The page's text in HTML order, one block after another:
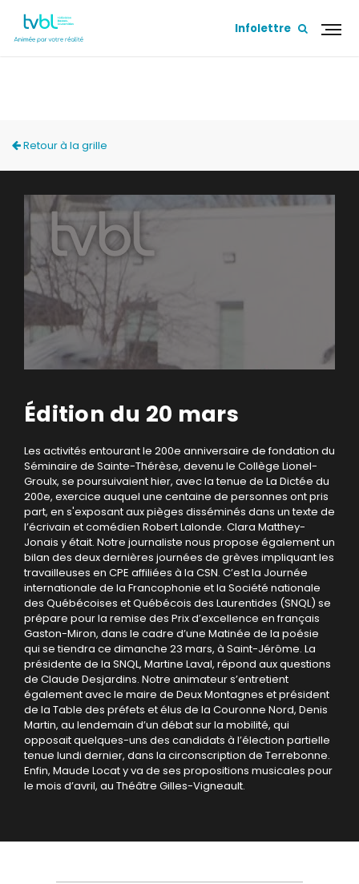
Infolettre
Retour à la grille
Édition du 20 mars
Les activités entourant le 200e anniversaire de fondation du
Séminaire de Sainte-Thérèse, devenu le Collège Lionel-
Groulx, se poursuivaient hier, avec la tenue de La Dictée du
200e, exercice auquel une centaine de personnes ont pris
part, en s'exposant aux pièges disséminés dans un texte de
l’écrivain et comédien Robert Lalonde. Clara Matthey-
Jonais y était. Notre journaliste nous propose également un
bilan des deux dernières journées de grèves impliquant les
travailleuses en CPE affiliées à la CSN. C’est la Journée
internationale de la Francophonie et la Société nationale
des Québécoises et Québécois des Laurentides (SNQL) se
prépare pour la remise des Prix d’excellence en français
Gaston-Miron, dans le cadre d’une Matinée de la poésie
qui se tiendra ce dimanche 23 mars, à Saint-Jérôme. La
présidente de la SNQL, Martine Laval, répond aux questions
de Claude Desjardins. Notre animateur s’entretient
également avec le maire de Deux Montagnes et président
de la Table des préfets et élus de la Couronne Nord, Denis
Martin, au lendemain d’un débat sur la mobilité, qui
opposait quelques-uns des candidats à l’élection partielle
tenue lundi dernier, dans la circonscription de Terrebonne.
Enfin, Maude Locat y va de ses propositions musicales pour
le mois d’avril, au Théâtre Gilles-Vigneault.